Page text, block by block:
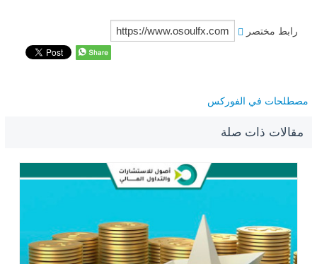
رابط مختصر
مصطلحات في الفوركس
مقالات ذات صلة